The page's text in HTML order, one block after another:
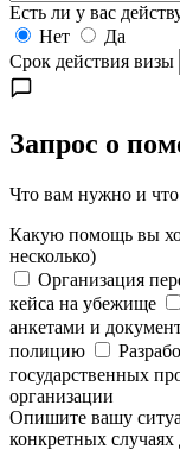
Есть ли у вас
Нет
Да
Срок действия визы
Запрос о
Что вам нужно и
Какую помощь вы
несколько)
Организация
кейса на убежище
анкетами и
полицию
государственных
организации
Опишите вашу
конкретных